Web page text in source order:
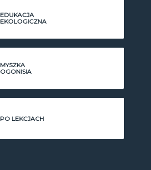
EDUKACJA
EKOLOGICZNA
MYSZKA
OGONISIA
PO LEKCJACH